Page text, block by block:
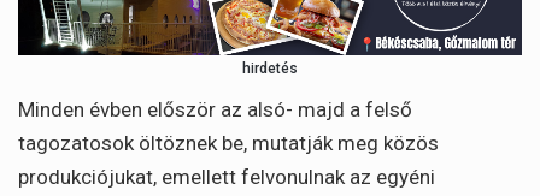
hirdetés
Minden évben először az alsó- majd a felső
tagozatosok öltöznek be, mutatják meg közös
produkciójukat, emellett felvonulnak az egyéni